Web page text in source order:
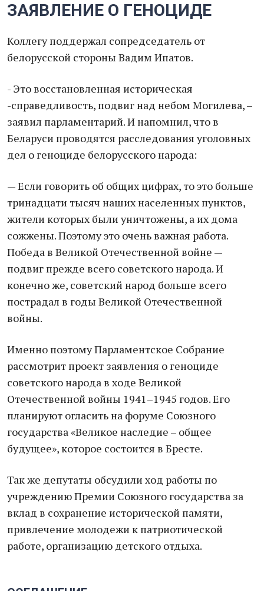
ЗАЯВЛЕНИЕ О ГЕНОЦИДЕ
Коллегу поддержал сопредседатель от
белорусской стороны Вадим Ипатов.
- Это восстановленная историческая
-справедливость, подвиг над небом Могилева, –
заявил парламентарий. И напомнил, что в
Беларуси проводятся расследования уголовных
дел о геноциде белорусского народа:
— Если говорить об общих цифрах, то это больше
тринадцати тысяч наших населенных пунктов,
жители которых были уничтожены, а их дома
сожжены. Поэтому это очень важная работа.
Победа в Великой Отечественной войне —
подвиг прежде всего советского народа. И
конечно же, советский народ больше всего
пострадал в годы Великой Отечественной
войны.
Именно поэтому Парламентское Собрание
рассмотрит проект заявления о геноциде
советского народа в ходе Великой
Отечественной войны 1941–1945 годов. Его
планируют огласить на форуме Союзного
государства «Великое наследие – общее
будущее», которое состоится в Бресте.
Так же депутаты обсудили ход работы по
учреждению Премии Союзного государства за
вклад в сохранение исторической памяти,
привлечение молодежи к патриотической
работе, организацию детского отдыха.